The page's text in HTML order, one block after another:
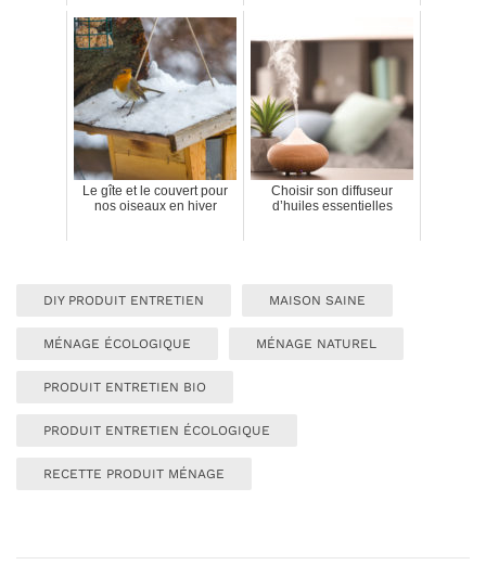
Le gîte et le couvert pour
nos oiseaux en hiver
Choisir son diffuseur
d’huiles essentielles
DIY PRODUIT ENTRETIEN MAISON SAINE
MÉNAGE ÉCOLOGIQUE MÉNAGE NATUREL
PRODUIT ENTRETIEN BIO
PRODUIT ENTRETIEN ÉCOLOGIQUE
RECETTE PRODUIT MÉNAGE